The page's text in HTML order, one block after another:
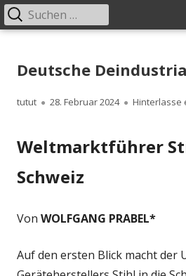
zum
Primäres
Suchen
nach:
Deutsche
Autor
tutut
Veröffentlicht
28. Februar 2024 Hinterlasse
Weltmarktführer
Schweiz
Von WOLFGANG PRABEL*
Auf den ersten Blick macht der